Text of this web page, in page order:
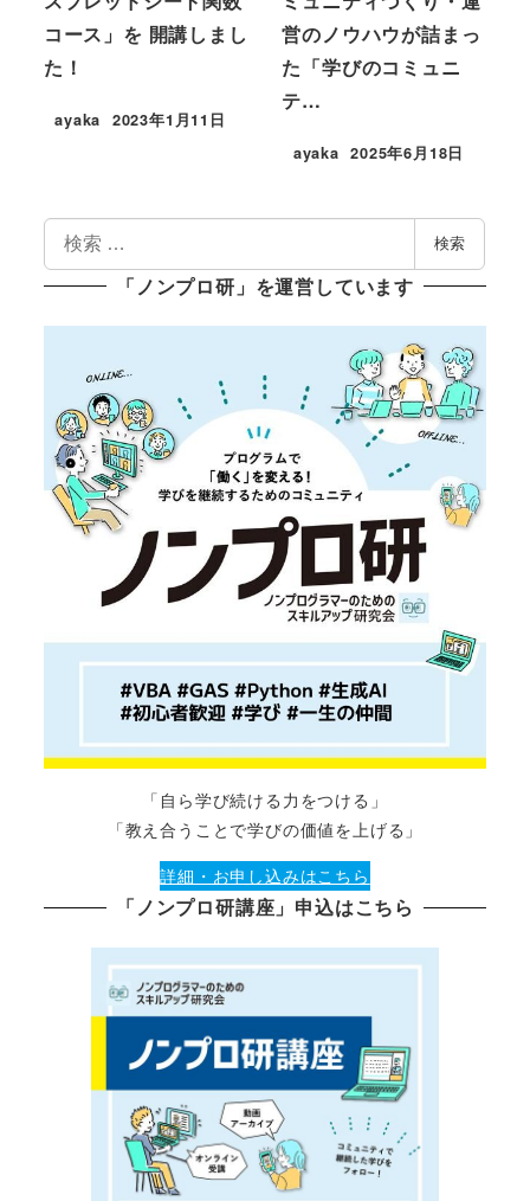
コース」を 開講しまし
た！
ayaka
投稿日
2023年1月11日
営のノウハウが詰まっ
た「学びのコミュニ
テ…
ayaka
投稿日
2025年6月18日
検
索
検索
「ノンプロ研」を運営しています
「自ら学び続ける力をつける」
「教え合うことで学びの価値を上げる」
詳細・お申し込みはこちら
「ノンプロ研講座」申込はこちら